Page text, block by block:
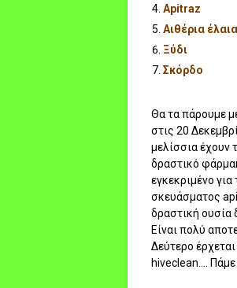
Apitraz
Αιθέρια έλαια
Ξύδι
Σκόρδο
Θα τα πάρουμε
στις 20
μελίσσια έχουν
δραστικό
εγκεκριμένο
σκευάσματος
δραστική ουσία
Είναι πολύ
Δεύτερο
hiveclean.... Πάμε